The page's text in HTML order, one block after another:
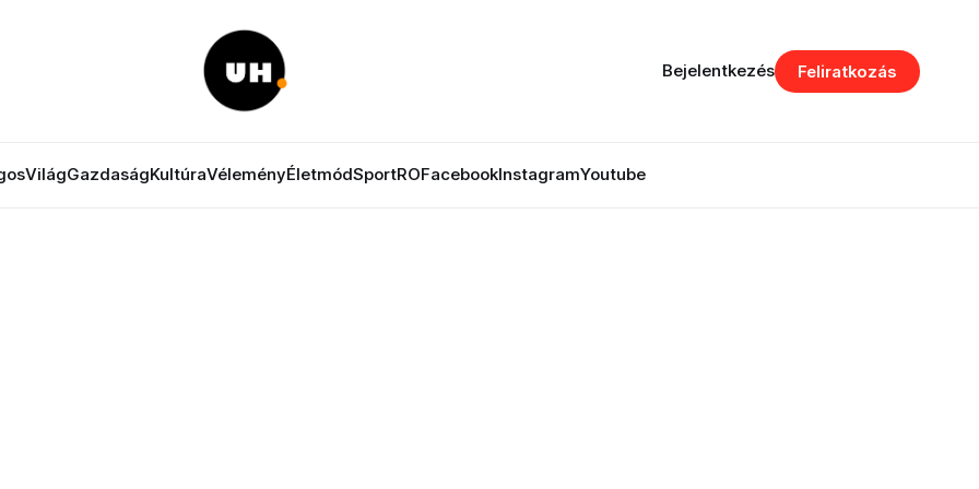
VilágGazdaságKultúraVéleményÉletmódSportROFacebookInstagramYoutube
Bejelentkezés Feliratkozás